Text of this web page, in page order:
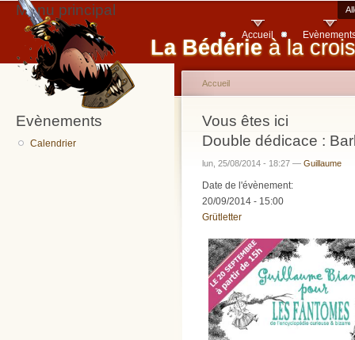
La Bédérie à la
Menu principal
Accueil
Evènements
Calendrier
Vous êtes ici
Accueil
Double dédicace :
lun, 25/08/2014 - 18:27 — Guillaume
Date de l'évènement:
20/09/2014 - 15:00
Grütletter